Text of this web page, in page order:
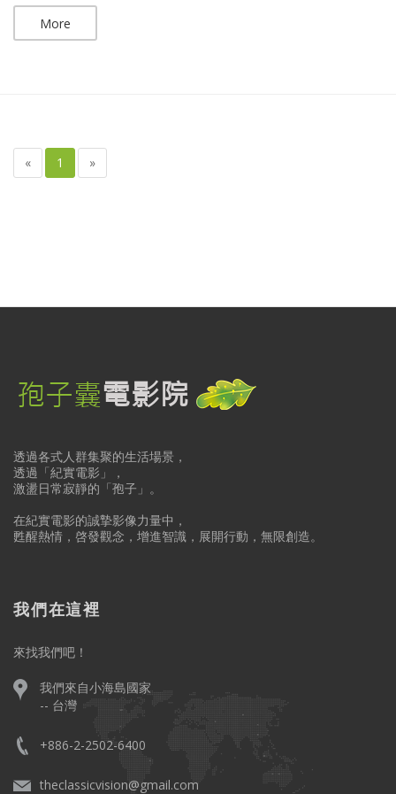
More
« 1 »
透過各式人群集聚的生活場景，
透過「紀實電影」，
激盪日常寂靜的「孢子」。
在紀實電影的誠摯影像力量中，
甦醒熱情，啓發觀念，增進智識，展開行動，無限創造。
我們在這裡
來找我們吧！
我們來自小海島國家
-- 台灣
+886-2-2502-6400
theclassicvision@gmail.com